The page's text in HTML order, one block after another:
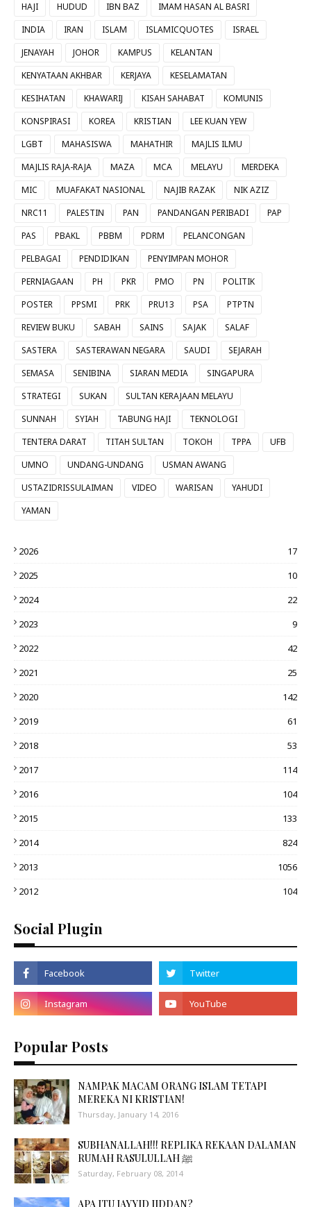
HAJI
HUDUD IBN BAZ
IMAM HASAN AL BASRI
INDIA
IRAN ISLAM ISLAMICQUOTES
ISRAEL
JENAYAH
JOHOR KAMPUS
KELANTAN
KENYATAAN AKHBAR
KERJAYA
KESELAMATAN
KESIHATAN
KHAWARIJ KISAH SAHABAT
KOMUNIS
KONSPIRASI
KOREA KRISTIAN
LEE KUAN YEW
LGBT
MAHASISWA MAHATHIR
MAJLIS ILMU
MAJLIS RAJA-RAJA
MAZA MCA MELAYU
MERDEKA
MIC
MUAFAKAT NASIONAL NAJIB RAZAK
NIK AZIZ
NRC11
PALESTIN PAN PANDANGAN PERIBADI
PAP
PAS
PBAKL PBBM PDRM
PELANCONGAN
PELBAGAI
PENDIDIKAN
PENYIMPAN MOHOR
PERNIAGAAN
PH PKR PMO PN
POLITIK
POSTER
PPSMI PRK PRU13 PSA
PTPTN
REVIEW BUKU
SABAH SAINS SAJAK
SALAF
SASTERA
SASTERAWAN NEGARA SAUDI
SEJARAH
SEMASA
SENIBINA SIARAN MEDIA
SINGAPURA
STRATEGI
SUKAN
SULTAN KERAJAAN MELAYU
SUNNAH
SYIAH TABUNG HAJI
TEKNOLOGI
TENTERA DARAT
TITAH SULTAN TOKOH TPPA
UFB
UMNO
UNDANG-UNDANG
USMAN AWANG
USTAZIDRISSULAIMAN
VIDEO WARISAN
YAHUDI
YAMAN
2026
17
2025
10
2024
22
2023
9
2022
42
2021
25
2020
142
2019
61
2018
53
2017
114
2016
104
2015
133
2014
824
2013
1056
2012
104
Social Plugin
Popular Posts
NAMPAK MACAM ORANG ISLAM TETAPI
MEREKA NI KRISTIAN!
Thursday, January 14, 2016
SUBHANALLAH!!! REPLIKA REKAAN DALAMAN
RUMAH RASULULLAH ﷺ
Saturday, February 08, 2014
APA ITU JAYYID JIDDAN?